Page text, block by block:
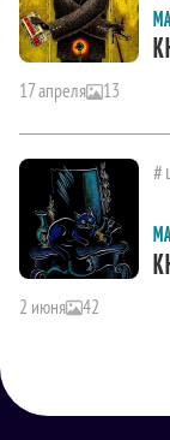
17 апреля 13
2 июня 42